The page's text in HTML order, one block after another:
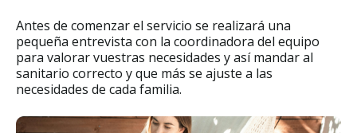
Antes de comenzar el servicio se realizará una
pequeña entrevista con la coordinadora del equipo
para valorar vuestras necesidades y así mandar al
sanitario correcto y que más se ajuste a las
necesidades de cada familia.